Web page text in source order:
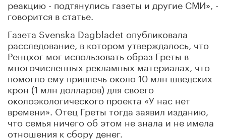
реакцию - подтянулись газеты и другие СМИ», -
говорится в статье.
Газета Svenska Dagbladet опубликовала
расследование, в котором утверждалось, что
Ренцхог мог использовать образ Греты в
многочисленных рекламных материалах, что
помогло ему привлечь около 10 млн шведских
крон (1 млн долларов) для своего
околоэкологического проекта «У нас нет
времени». Отец Греты тогда заявил изданию,
что семья ничего об этом не знала и не имела
отношения к сбору денег.